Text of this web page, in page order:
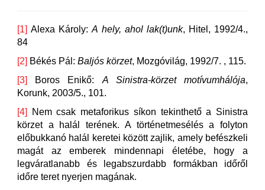
[1] Alexa Károly:A hely, ahol lak(t)unk, Hitel, 1992/4.,
84
[2] Békés Pál: Baljós körzet, Mozgóvilág, 1992/7. , 115.
[3]
Boros Enikő: A Sinistra-körzet motívumhálója,
Korunk, 2003/5., 101.
[4]
Nem csak metaforikus síkon tekinthető a Sinistra
körzet a halál terének. A történetmesélés a folyton
előbukkanó halál keretei között zajlik, amely befészkeli
magát az emberek mindennapi életébe, hogy a
legváratlanabb és legabszurdabb formákban időről
időre teret nyerjen magának.